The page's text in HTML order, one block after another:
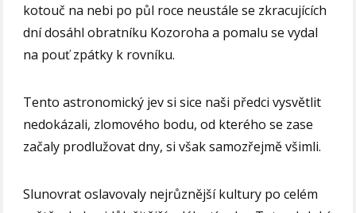
kotouč na nebi po půl roce neustále se zkracujících
dní dosáhl obratníku Kozoroha a pomalu se vydal
na pouť zpátky k rovníku.
Tento astronomický jev si sice naši předci vysvětlit
nedokázali, zlomového bodu, od kterého se zase
začaly prodlužovat dny, si však samozřejmě všimli.
Slunovrat oslavovaly nejrůznější kultury po celém